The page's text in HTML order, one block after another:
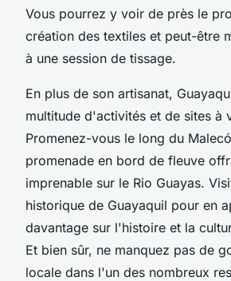
Vous pourrez y voir de près le
création des textiles et peut-être
à une session de tissage.
En plus de son artisanat,
multitude d'activités et de sites à
Promenez-vous le long du
promenade en bord de fleuve
imprenable sur le Rio Guayas.
historique de Guayaquil pour en
davantage sur l'histoire et la
Et bien sûr, ne manquez pas de
locale dans l'un des nombreux